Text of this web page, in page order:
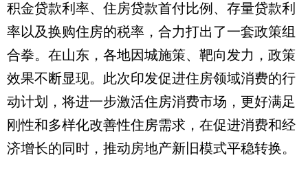
积金贷款利率、住房贷款首付比例、存量贷款利
率以及换购住房的税率，合力打出了一套政策组
合拳。在山东，各地因城施策、靶向发力，政策
效果不断显现。此次印发促进住房领域消费的行
动计划，将进一步激活住房消费市场，更好满足
刚性和多样化改善性住房需求，在促进消费和经
济增长的同时，推动房地产新旧模式平稳转换。